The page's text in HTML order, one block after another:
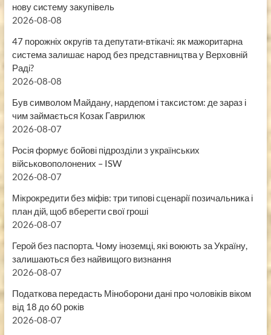
нову систему закупівель
2026-08-08
47 порожніх округів та депутати-втікачі: як мажоритарна
система залишає народ без представництва у Верховній
Раді?
2026-08-08
Був символом Майдану, нардепом і таксистом: де зараз і
чим займається Козак Гаврилюк
2026-08-07
Росія формує бойові підрозділи з українських
військовополонених – ISW
2026-08-07
Мікрокредити без міфів: три типові сценарії позичальника і
план дій, щоб вберегти свої гроші
2026-08-07
Герой без паспорта. Чому іноземці, які воюють за Україну,
залишаються без найвищого визнання
2026-08-07
Податкова передасть Міноборони дані про чоловіків віком
від 18 до 60 років
2026-08-07